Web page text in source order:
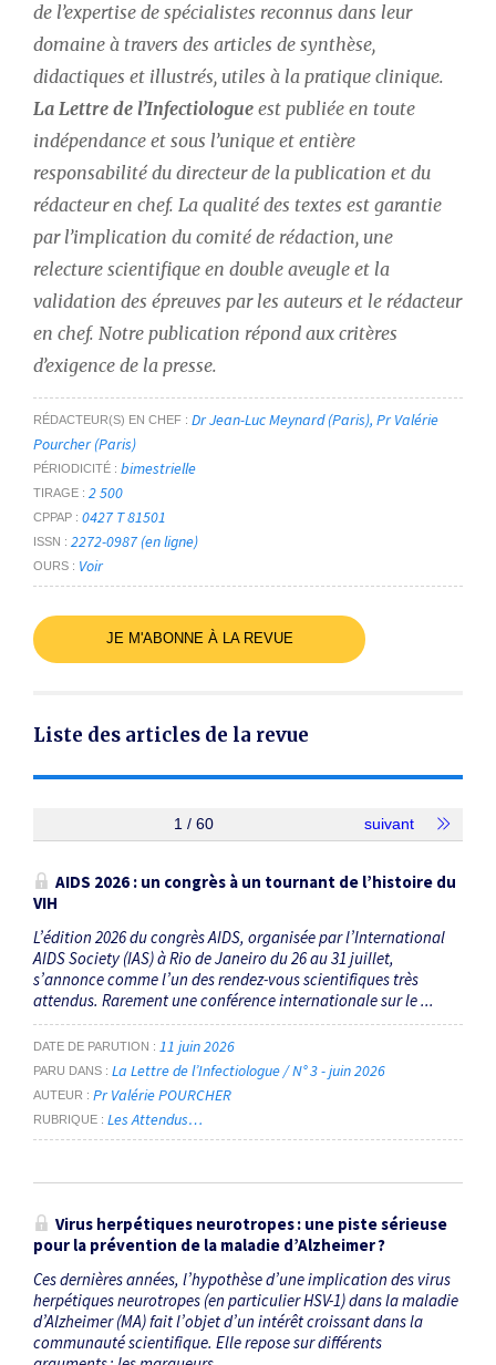
Dates
Du
RECHERCHER
de l’expertise de spécialistes reconnus dans leur
domaine à travers des articles de synthèse,
La Lettre de l’Infectiologue est publiée en toute
indépendance et sous l’unique et entière
responsabilité du directeur de la publication et du
rédacteur en chef. La qualité des textes est garantie
par l’implication du comité de rédaction, une
relecture scientifique en double aveugle et la
validation des épreuves par les auteurs et le rédacteur
en chef. Notre publication répond aux critères
d’exigence de la presse.
RÉDACTEUR(S) EN CHEF
Dr Jean-Luc Meynard (Paris), Pr Valérie
Pourcher (Paris)
PÉRIODICITÉ bimestrielle
TIRAGE 2 500
CPPAP 0427 T 81501
ISSN 2272-0987 (en ligne)
OURS Voir
JE M'ABONNE À LA REVUE
Liste des articles de la revue
1 / 60 suivant
AIDS 2026 : un congrès à un tournant de l’histoire du
VIH
L’édition 2026 du congrès AIDS, organisée par l’International
AIDS Society (IAS) à Rio de Janeiro du 26 au 31 juillet,
s’annonce comme l’un des rendez-vous scientifiques très
attendus. Rarement une conférence internationale sur le ...
DATE DE PARUTION 11 juin 2026
PARU DANS La Lettre de l’Infectiologue / N° 3 - juin 2026
AUTEUR Pr Valérie POURCHER
RUBRIQUE Les Attendus…
Virus herpétiques neurotropes : une piste sérieuse
pour la prévention de la maladie d’Alzheimer ?
Ces dernières années, l’hypothèse d’une implication des virus
herpétiques neurotropes (en particulier HSV-1) dans la maladie
d’Alzheimer (MA) fait l’objet d’un intérêt croissant dans la
communauté scientifique. Elle repose sur différents